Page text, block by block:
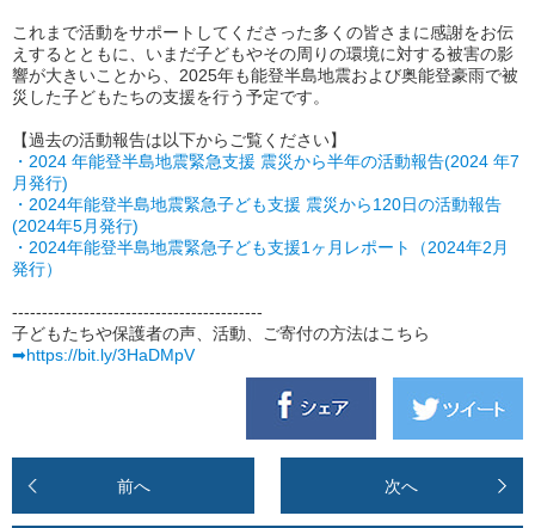
これまで活動をサポートしてくださった多くの皆さまに感謝をお伝
えするとともに、いまだ子どもやその周りの環境に対する被害の影
響が大きいことから、2025年も能登半島地震および奥能登豪雨で被
災した子どもたちの支援を行う予定です。
【過去の活動報告は以下からご覧ください】
・2024 年能登半島地震緊急支援 震災から半年の活動報告(2024 年7
月発行)
・2024年能登半島地震緊急子ども支援 震災から120日の活動報告
(2024年5月発行)
・2024年能登半島地震緊急子ども支援1ヶ月レポート（2024年2月
発行）
------------------------------------------
子どもたちや保護者の声、活動、ご寄付の方法はこちら
➡https://bit.ly/3HaDMpV
前へ 次へ